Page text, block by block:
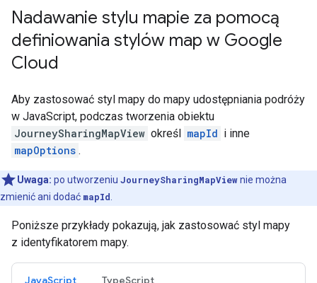
Nadawanie stylu mapie za pomocą
definiowania stylów map w Google
Cloud
Aby zastosować styl mapy do mapy udostępniania podróży
w JavaScript, podczas tworzenia obiektu
JourneySharingMapView określ mapId i inne
mapOptions .
Uwaga: po utworzeniu JourneySharingMapViewnie można
zmienić ani dodać mapId
Poniższe przykłady pokazują, jak zastosować styl mapy
z identyfikatorem mapy.
JavaScript TypeScript